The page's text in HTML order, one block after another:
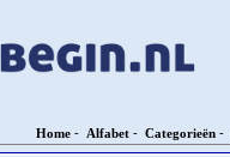
Home - Alfabet - Categorieën -